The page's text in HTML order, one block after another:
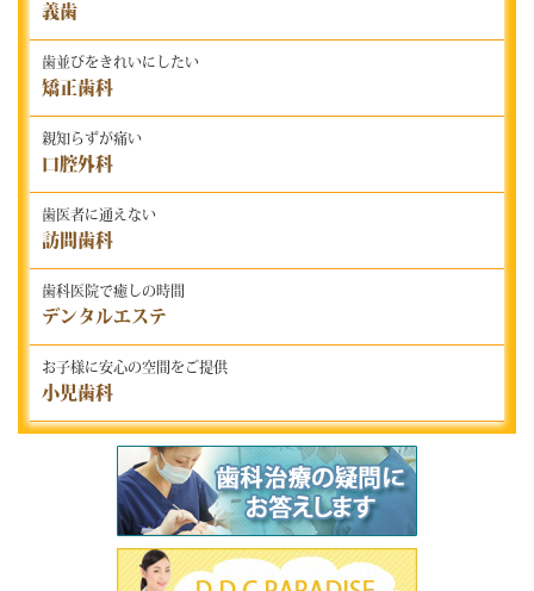
義歯
歯並びをきれいにしたい
矯正歯科
親知らずが痛い
口腔外科
歯医者に通えない
訪問歯科
歯科医院で癒しの時間
デンタルエステ
お子様に安心の空間をご提供
小児歯科